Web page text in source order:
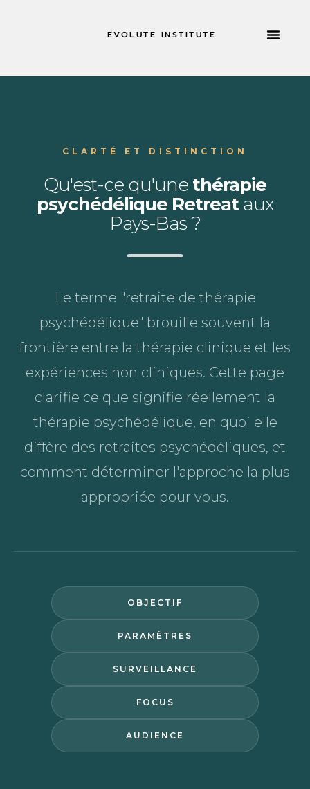
EVOLUTE INSTITUTE
CLARTÉ ET DISTINCTION
Qu'est-ce qu'une thérapie
psychédélique Retreataux
Pays-Bas ?
Le terme "retraite de thérapie
psychédélique" brouille souvent la
frontière entre la thérapie clinique et les
expériences non cliniques. Cette page
clarifie ce que signifie réellement la
thérapie psychédélique, en quoi elle
diffère des retraites psychédéliques, et
comment déterminer l'approche la plus
appropriée pour vous.
OBJECTIF
PARAMÈTRES
SURVEILLANCE
FOCUS
AUDIENCE